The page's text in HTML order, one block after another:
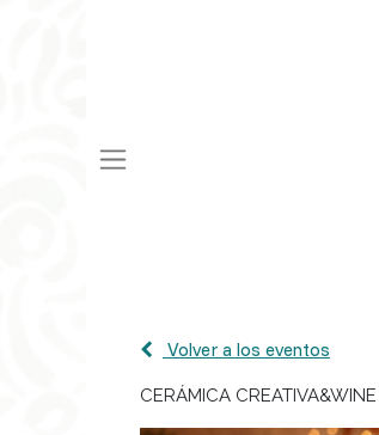
Volver a los eventos
CERÁMICA